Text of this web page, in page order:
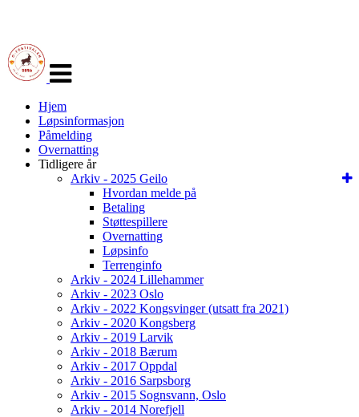
navigasjon
Hjem
Løpsinformasjon
Påmelding
Overnatting
Tidligere år
Arkiv - 2025 Geilo
Hvordan melde på
Betaling
Støttespillere
Overnatting
Løpsinfo
Terrenginfo
Arkiv - 2024 Lillehammer
Arkiv - 2023 Oslo
Arkiv - 2022 Kongsvinger (utsatt fra 2021)
Arkiv - 2020 Kongsberg
Arkiv - 2019 Larvik
Arkiv - 2018 Bærum
Arkiv - 2017 Oppdal
Arkiv - 2016 Sarpsborg
Arkiv - 2015 Sognsvann, Oslo
Arkiv - 2014 Norefjell